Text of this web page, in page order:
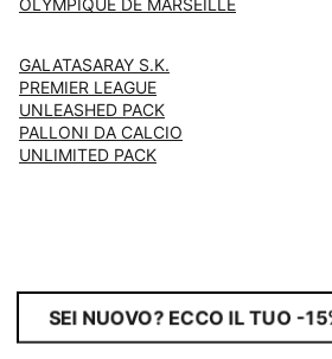
OLYMPIQUE DE MARSEILLE
GALATASARAY S.K.
PREMIER LEAGUE
UNLEASHED PACK
PALLONI DA CALCIO
UNLIMITED PACK
SEI NUOVO? ECCO IL TUO -